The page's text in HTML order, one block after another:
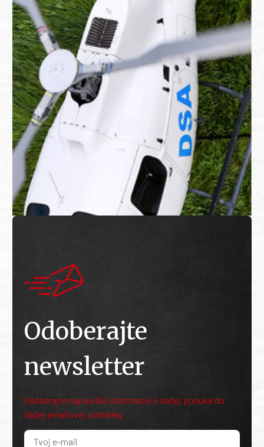
Odoberajte
newsletter
Odoberajte najnovšie informácie o našej ponuke do
Vašej emailovej schránky.